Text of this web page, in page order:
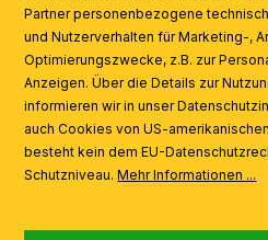
AI
Partner personenbezogene
und Nutzerverhalten für Marketing-,
Optimierungszwecke, z.B. zur
Anzeigen. Über die Details zur
informieren wir in unser
auch Cookies von US-
besteht kein dem EU-
Schutzniveau.Mehr Informationen ...